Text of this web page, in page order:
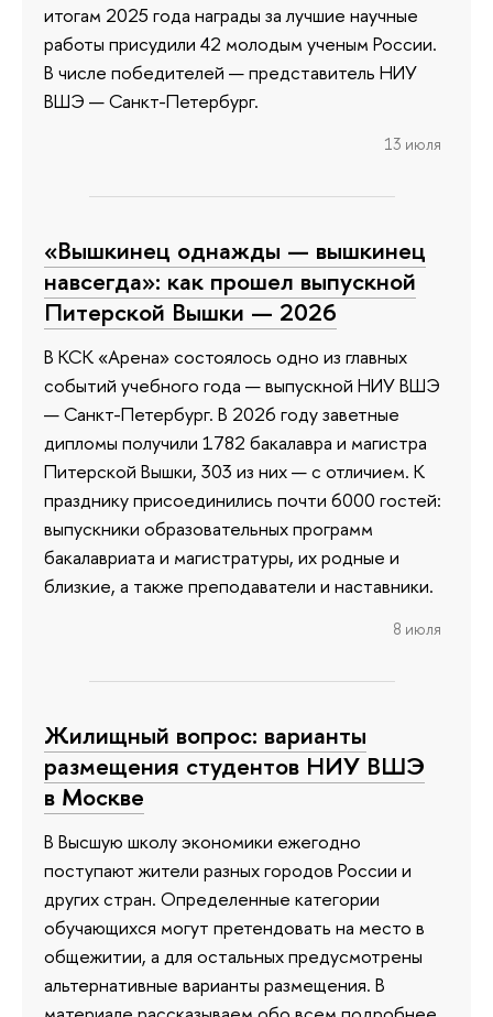
итогам 2025 года награды за лучшие научные
работы присудили 42 молодым ученым России.
В числе победителей — представитель НИУ
ВШЭ — Санкт-Петербург.
13 июля
«Вышкинец однажды — вышкинец
навсегда»: как прошел выпускной
Питерской Вышки — 2026
В КСК «Арена» состоялось одно из главных
событий учебного года — выпускной НИУ ВШЭ
— Санкт-Петербург. В 2026 году заветные
дипломы получили 1782 бакалавра и магистра
Питерской Вышки, 303 из них — с отличием. К
празднику присоединились почти 6000 гостей:
выпускники образовательных программ
бакалавриата и магистратуры, их родные и
близкие, а также преподаватели и наставники.
8 июля
Жилищный вопрос: варианты
размещения студентов НИУ ВШЭ
в Москве
В Высшую школу экономики ежегодно
поступают жители разных городов России и
других стран. Определенные категории
обучающихся могут претендовать на место в
общежитии, а для остальных предусмотрены
альтернативные варианты размещения. В